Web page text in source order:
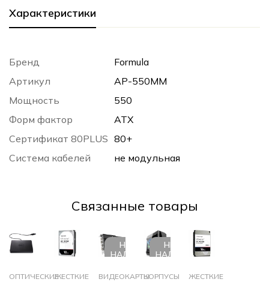
Характеристики
Бренд
Formula
Артикул
AP-550MM
Мощность
550
Форм фактор
ATX
Сертификат 80PLUS 80+
Система кабелей
не модульная
Cвязанные товары
ОПТИЧЕСКИЕЖЕСТКИЕ
НЕТ В
НАЛИЧИИ
ВИДЕОКАРТЫ
НЕТ В
НАЛИЧИИ
КОРПУСЫ
ЖЕСТКИЕ